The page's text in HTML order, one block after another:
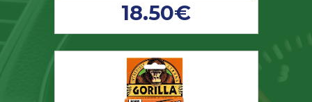
18.50€